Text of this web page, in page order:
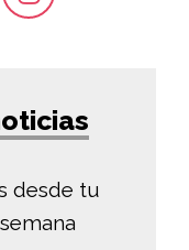
desde tu